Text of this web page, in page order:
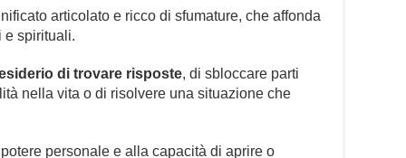
articolato e ricco di sfumature, che affonda
e spirituali.
di trovare risposte, di sbloccare parti
nella vita o di risolvere una situazione che
personale e alla capacità di aprire o